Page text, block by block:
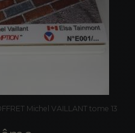
Michel VAILLANT tome 13